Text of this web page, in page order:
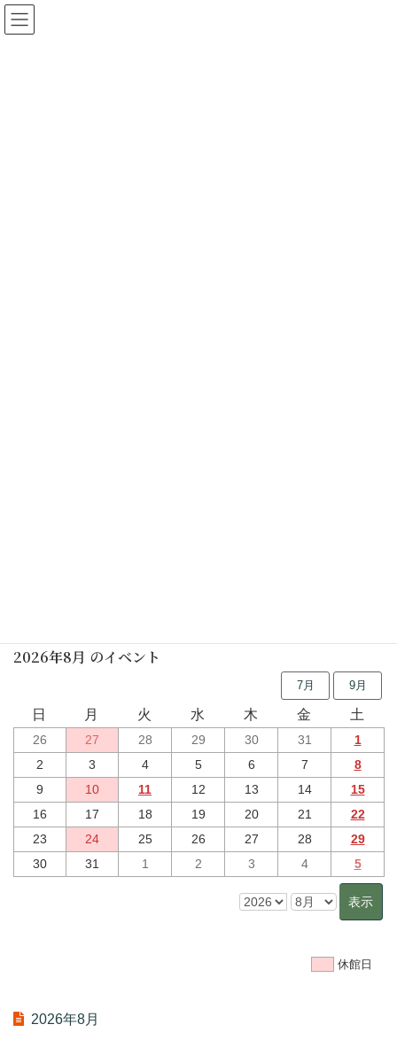
2026年8月 のイベント
7月 9月
日 月 火 水 木 金 土
26 27 28 29 30 31
1
2
3 4 5 6 7
8
9
10 11 12 13 14
15
16
17 18 19 20 21
22
23
24 25 26 27 28
29
30
31 1 2 3 4 5
休館日
2026年8月